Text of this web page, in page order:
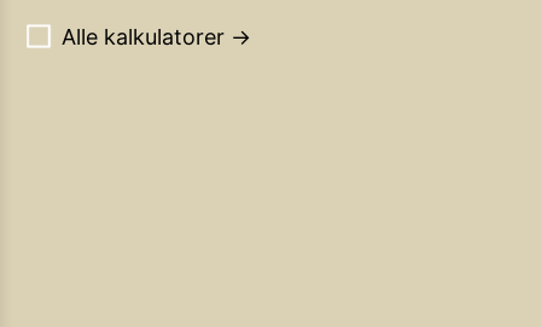
Alle kalkulatorer →